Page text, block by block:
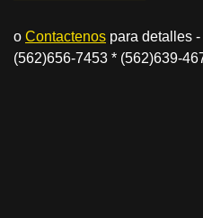
o Contactenos para detalles
(562)656-7453 * (562)639-